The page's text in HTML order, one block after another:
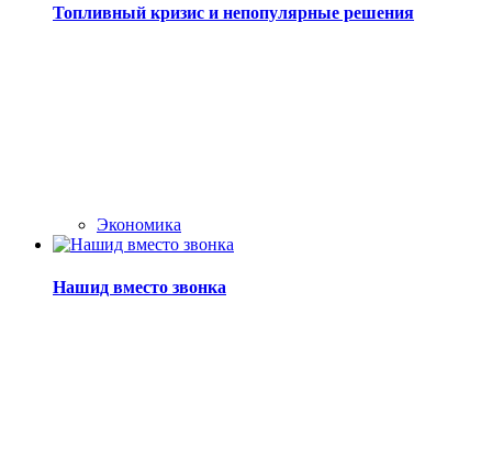
Топливный кризис и непопулярные решения
Экономика
Нашид вместо звонка